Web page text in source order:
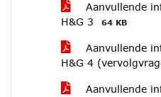
Aanvullende
H&G 3
64 KB
Aanvullende
H&G 4
Aanvullende